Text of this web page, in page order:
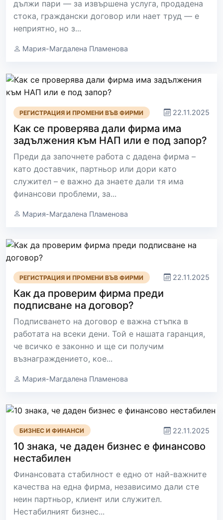
дължи пари — за извършена услуга, продадена
стока, граждански договор или нает труд — е
неприятно, но з...
Мария-Магдалена Пламенова
РЕГИСТРАЦИЯ И ПРОМЕНИ ВЪВ ФИРМИ 22.11.2025
Как се проверява дали фирма има
задължения към НАП или е под запор?
Преди да започнете работа с дадена фирма –
като доставчик, партньор или дори като
служител – е важно да знаете дали тя има
финансови проблеми, за...
Мария-Магдалена Пламенова
РЕГИСТРАЦИЯ И ПРОМЕНИ ВЪВ ФИРМИ 22.11.2025
Как да проверим фирма преди
подписване на договор?
Подписването на договор е важна стъпка в
работата на всеки дени. Той е нашата гаранция,
че всичко е законно и ще си получим
възнаграждението, кое...
Мария-Магдалена Пламенова
БИЗНЕС И ФИНАНСИ 22.11.2025
10 знака, че даден бизнес е финансово
нестабилен
Финансовата стабилност е едно от най-важните
качества на една фирма, независимо дали сте
неин партньор, клиент или служител.
Нестабилният бизнес...